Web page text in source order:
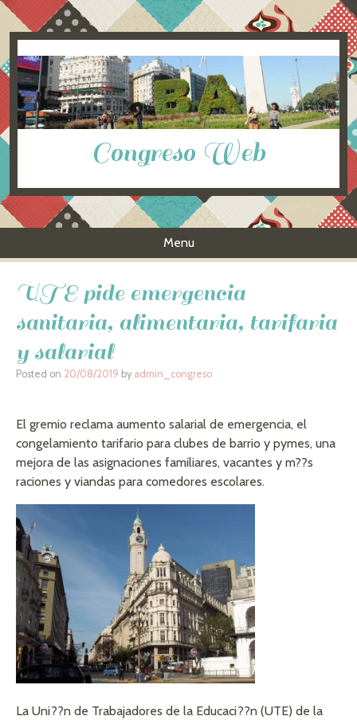
Congreso Web
Menu
UTE pide emergencia
sanitaria, alimentaria, tarifaria
y salarial
Posted on 20/08/2019 by admin_congreso
El gremio reclama aumento salarial de emergencia, el
congelamiento tarifario para clubes de barrio y pymes, una
mejora de las asignaciones familiares, vacantes y m??s
raciones y viandas para comedores escolares.
La Uni??n de Trabajadores de la Educaci??n (UTE) de la